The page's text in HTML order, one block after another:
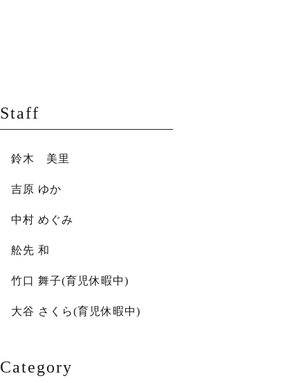
Staff
鈴木 美里
吉原 ゆか
中村 めぐみ
舩先 和
竹口 舞子(育児休暇中)
大谷 さくら(育児休暇中)
Category